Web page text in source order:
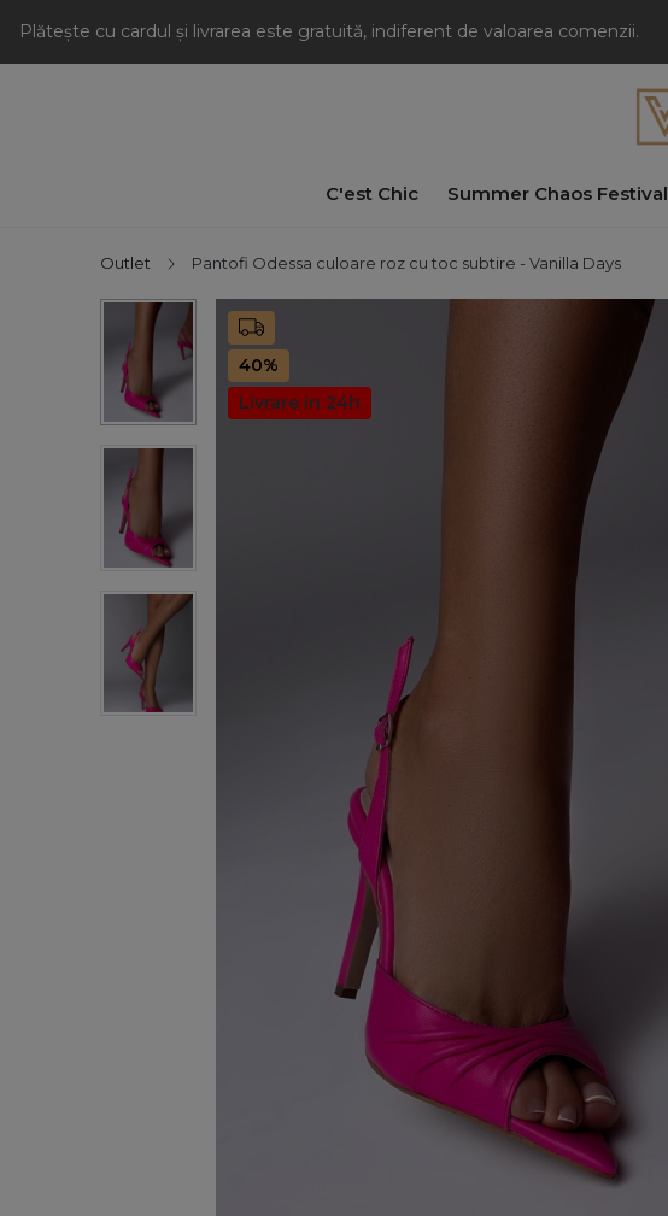
Plătește cu cardul și livrarea este gratuită, indiferent de valoarea comenzii.
C'est Chic Summer Chaos Festival
Outlet Pantofi Odessa culoare roz cu toc subtire - Vanilla Days
40%
Livrare in 24h